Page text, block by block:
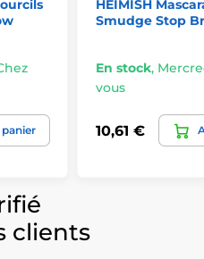
HEIMISH
Smudge Stop
En stock,
vous
10,61 €
clients